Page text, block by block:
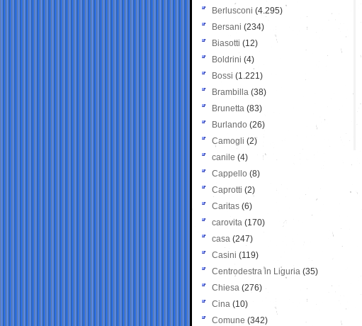
Berlusconi (4.295)
Bersani (234)
Biasotti (12)
Boldrini (4)
Bossi (1.221)
Brambilla (38)
Brunetta (83)
Burlando (26)
Camogli (2)
canile (4)
Cappello (8)
Caprotti (2)
Caritas (6)
carovita (170)
casa (247)
Casini (119)
Centrodestra in Liguria (35)
Chiesa (276)
Cina (10)
Comune (342)